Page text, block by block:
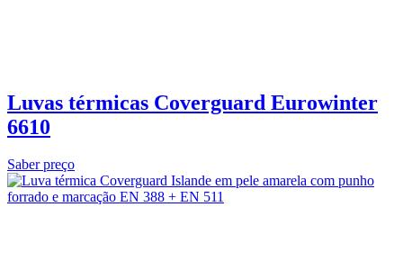
Luvas térmicas Coverguard Eurowinter
6610
Saber preço